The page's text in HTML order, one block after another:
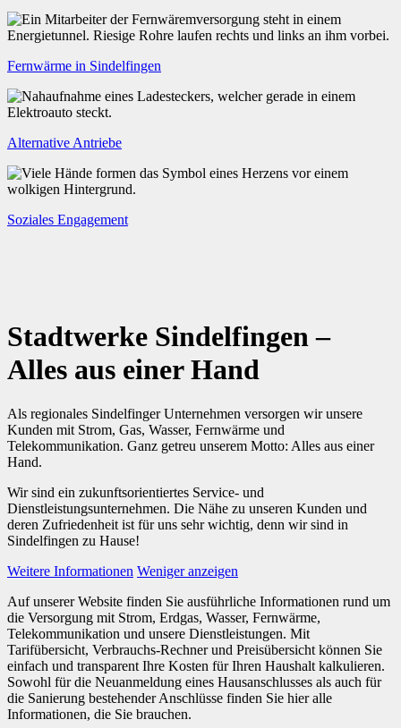
Fernwärme in Sindelfingen
Alternative Antriebe
Soziales Engagement
Stadtwerke Sindelfingen –
Alles aus einer Hand
Als regionales Sindelfinger Unternehmen versorgen wir unsere
Kunden mit Strom, Gas, Wasser, Fernwärme und
Telekommunikation. Ganz getreu unserem Motto: Alles aus einer
Hand.
Wir sind ein zukunftsorientiertes Service- und
Dienstleistungsunternehmen. Die Nähe zu unseren Kunden und
deren Zufriedenheit ist für uns sehr wichtig, denn wir sind in
Sindelfingen zu Hause!
Weitere Informationen Weniger anzeigen
Auf unserer Website finden Sie ausführliche Informationen rund um
die Versorgung mit Strom, Erdgas, Wasser, Fernwärme,
Telekommunikation und unsere Dienstleistungen. Mit
Tarifübersicht, Verbrauchs-Rechner und Preisübersicht können Sie
einfach und transparent Ihre Kosten für Ihren Haushalt kalkulieren.
Sowohl für die Neuanmeldung eines Hausanschlusses als auch für
die Sanierung bestehender Anschlüsse finden Sie hier alle
Informationen, die Sie brauchen.